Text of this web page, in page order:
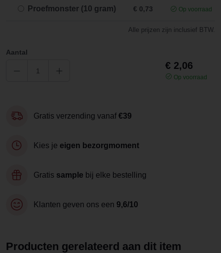
Proefmonster (10 gram) € 0,73 Op voorraad
Alle prijzen zijn inclusief BTW.
Aantal
€ 2,06
Op voorraad
Gratis verzending vanaf €39
Kies je eigen bezorgmoment
Gratis sample bij elke bestelling
Klanten geven ons een 9,6/10
Producten gerelateerd aan dit item